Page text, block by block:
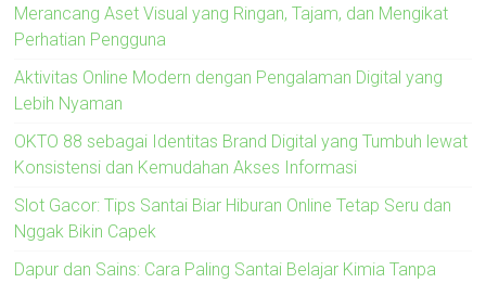
Merancang Aset Visual yang Ringan, Tajam, dan Mengikat
Perhatian Pengguna
Aktivitas Online Modern dengan Pengalaman Digital yang
Lebih Nyaman
OKTO 88 sebagai Identitas Brand Digital yang Tumbuh lewat
Konsistensi dan Kemudahan Akses Informasi
Slot Gacor: Tips Santai Biar Hiburan Online Tetap Seru dan
Nggak Bikin Capek
Dapur dan Sains: Cara Paling Santai Belajar Kimia Tanpa